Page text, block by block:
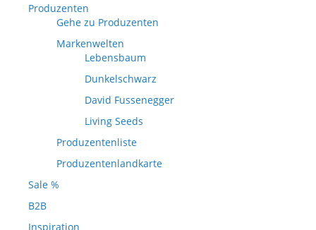
Produzenten
Gehe zu Produzenten
Markenwelten
Lebensbaum
Dunkelschwarz
David Fussenegger
Living Seeds
Produzentenliste
Produzentenlandkarte
Sale %
B2B
Inspiration